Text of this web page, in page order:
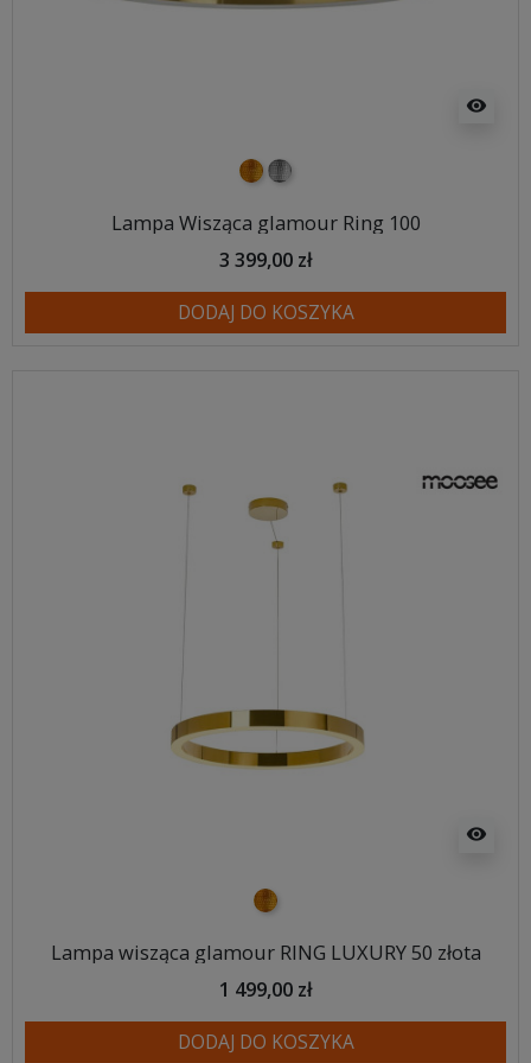
visibility
złotysrebrny
Lampa Wisząca glamour Ring 100
3 399,00 zł
DODAJ DO KOSZYKA
visibility
złoty
Lampa wisząca glamour RING LUXURY 50 złota
1 499,00 zł
DODAJ DO KOSZYKA